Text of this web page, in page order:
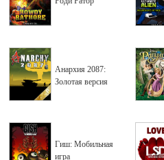
Анархия 2087:
Золотая версия
Гиш: Мобильная
игра